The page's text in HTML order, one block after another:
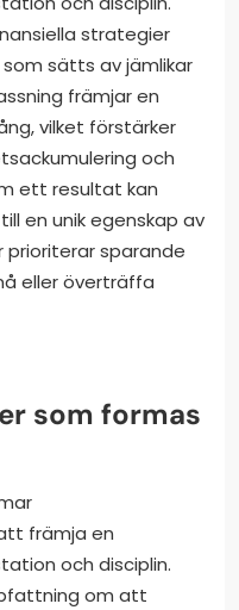
strategier
sätts av jämlikar
främjar en
vilket förstärker
och
ett resultat kan
en unik egenskap av
prioriterar sparande
eller överträffa
som formas
främja en
och disciplin.
om att